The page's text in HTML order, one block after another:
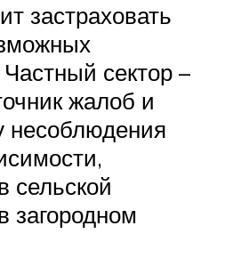
застраховать
сектор –
жалоб и
несоблюдения
сельской
загородном